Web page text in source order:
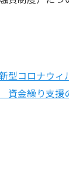
型コロナウィ
資金繰り支援